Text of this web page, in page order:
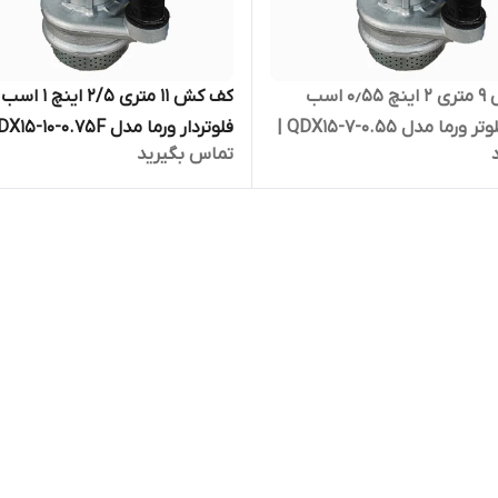
کف کش ۹ متری ۲ اینچ ۰٫۵۵ اسب
دو اینچ
کف کش ۱۱ متری ۲/۵ اینچ ۱ اسب
پمپ کفکش ۱۰ متری دو و نیم اینچ
تماس بگیرید